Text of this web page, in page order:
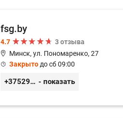
fsg.by
4.7
3 отзыва
Минск, ул. Пономаренко, 27
Закрытодо сб 09:00
+375291882338 - показать